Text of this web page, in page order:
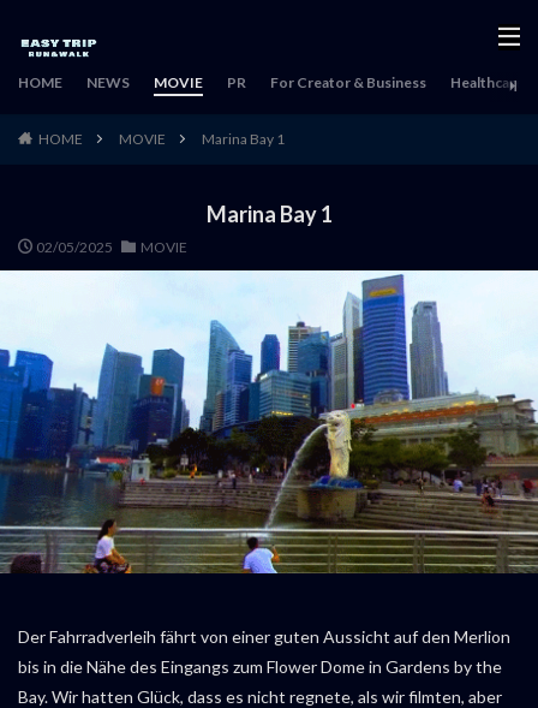
HOME NEWS MOVIE PR For Creator & Business Healthcare
HOME MOVIE Marina Bay 1
Marina Bay 1
02/05/2025 MOVIE
Der Fahrradverleih fährt von einer guten Aussicht auf den Merlion
bis in die Nähe des Eingangs zum Flower Dome in Gardens by the
Bay. Wir hatten Glück, dass es nicht regnete, als wir filmten, aber